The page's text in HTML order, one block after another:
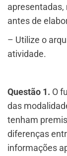
apresentadas,
antes de
– Utilize o
atividade.
Questão 1. O
das
tenham
diferenças
informações